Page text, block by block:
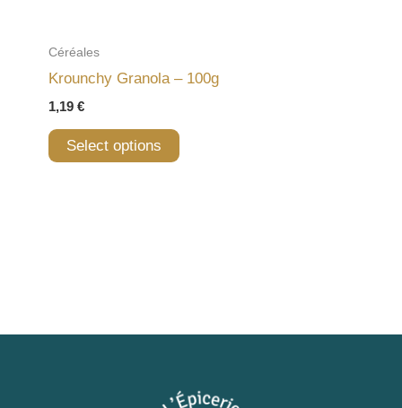
Céréales
Krounchy Granola – 100g
1,19 €
Select options